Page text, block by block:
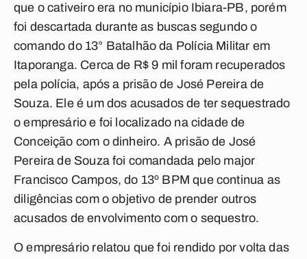
que o cativeiro era no município Ibiara-PB, porém
foi descartada durante as buscas segundo o
comando do 13° Batalhão da Polícia Militar em
Itaporanga. Cerca de R$ 9 mil foram recuperados
pela polícia, após a prisão de José Pereira de
Souza. Ele é um dos acusados de ter sequestrado
o empresário e foi localizado na cidade de
Conceição com o dinheiro. A prisão de José
Pereira de Souza foi comandada pelo major
Francisco Campos, do 13º BPM que continua as
diligências com o objetivo de prender outros
acusados de envolvimento com o sequestro.
O empresário relatou que foi rendido por volta das